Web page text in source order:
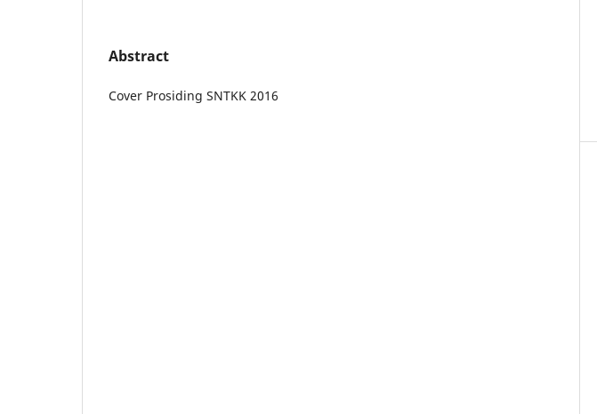
Abstract
Cover Prosiding SNTKK 2016